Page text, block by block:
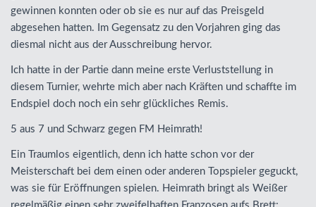
gewinnen konnten oder ob sie es nur auf das Preisgeld
abgesehen hatten. Im Gegensatz zu den Vorjahren ging das
diesmal nicht aus der Ausschreibung hervor.
Ich hatte in der Partie dann meine erste Verluststellung in
diesem Turnier, wehrte mich aber nach Kräften und schaffte im
Endspiel doch noch ein sehr glückliches Remis.
5 aus 7 und Schwarz gegen FM Heimrath!
Ein Traumlos eigentlich, denn ich hatte schon vor der
Meisterschaft bei dem einen oder anderen Topspieler geguckt,
was sie für Eröffnungen spielen. Heimrath bringt als Weißer